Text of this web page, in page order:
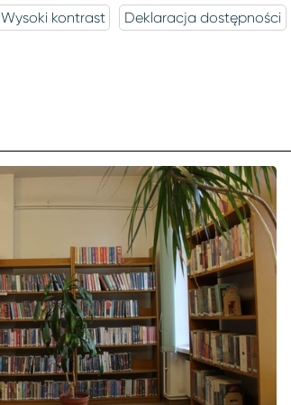
Wysoki kontrast Deklaracja dostępności